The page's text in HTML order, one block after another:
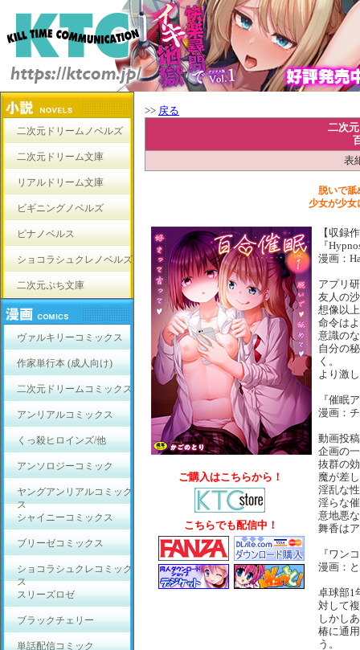
二次元ドリームノベルズ
二次元ドリーム文庫
リアルドリーム文庫
ビギニングノベルズ
ピナノベルス
ショコラシュクレノベルズ
二次元ぷち文庫
ヴァルキリーコミックス
作家単行本 (成人向け)
二次元ドリームコミックス
アンリアルコミックス
くっ殺ヒロインズ/他
アンソロジーコミック
ヤングアンリアルコミック
ス
シャイニーコミックス
ブリーゼコミックス
ショコラシュクレコミック
ス
スリーズロゼ
ブラックチェリー
単話配信コミック
>> 戻る
二次
表
脱いで舐
少女が少女
ご購入はこちらから！
こちらでも配信中！
【収録
『
漫画：
アプリ
友人の
想像以
命令は
意識の
自分の
く。
より激
『催眠
漫画：
動画投
企画の
抜群の
魔が差
淫乱な
淫らな
意地悪
舞香は
『ワン
漫画：
卓球部1
対して
しかし
椿に通
う。